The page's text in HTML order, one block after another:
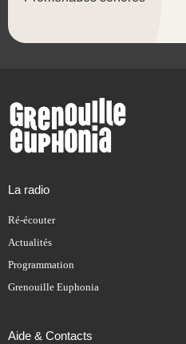
La radio
Ré-écouter
Actualités
Programmation
Grenouille Euphonia
Aide & Contacts